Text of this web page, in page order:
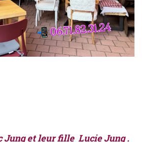
Jung et leur fille Lucie Jung .